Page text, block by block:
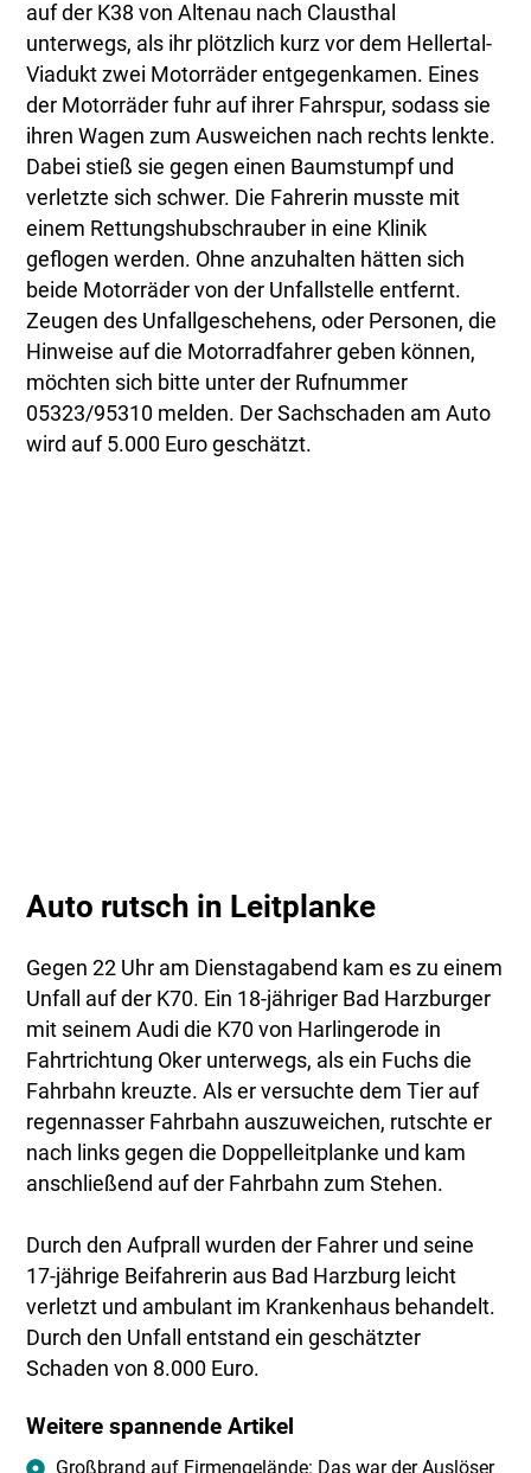
auf der K38 von Altenau nach Clausthal
unterwegs, als ihr plötzlich kurz vor dem Hellertal-
Viadukt zwei Motorräder entgegenkamen. Eines
der Motorräder fuhr auf ihrer Fahrspur, sodass sie
ihren Wagen zum Ausweichen nach rechts lenkte.
Dabei stieß sie gegen einen Baumstumpf und
verletzte sich schwer. Die Fahrerin musste mit
einem Rettungshubschrauber in eine Klinik
geflogen werden. Ohne anzuhalten hätten sich
beide Motorräder von der Unfallstelle entfernt.
Zeugen des Unfallgeschehens, oder Personen, die
Hinweise auf die Motorradfahrer geben können,
möchten sich bitte unter der Rufnummer
05323/95310 melden. Der Sachschaden am Auto
wird auf 5.000 Euro geschätzt.
Auto rutsch in Leitplanke
Gegen 22 Uhr am Dienstagabend kam es zu einem
Unfall auf der K70. Ein 18-jähriger Bad Harzburger
mit seinem Audi die K70 von Harlingerode in
Fahrtrichtung Oker unterwegs, als ein Fuchs die
Fahrbahn kreuzte. Als er versuchte dem Tier auf
regennasser Fahrbahn auszuweichen, rutschte er
nach links gegen die Doppelleitplanke und kam
anschließend auf der Fahrbahn zum Stehen.
Durch den Aufprall wurden der Fahrer und seine
17-jährige Beifahrerin aus Bad Harzburg leicht
verletzt und ambulant im Krankenhaus behandelt.
Durch den Unfall entstand ein geschätzter
Schaden von 8.000 Euro.
Weitere spannende Artikel
Großbrand auf Firmengelände: Das war der Auslöser